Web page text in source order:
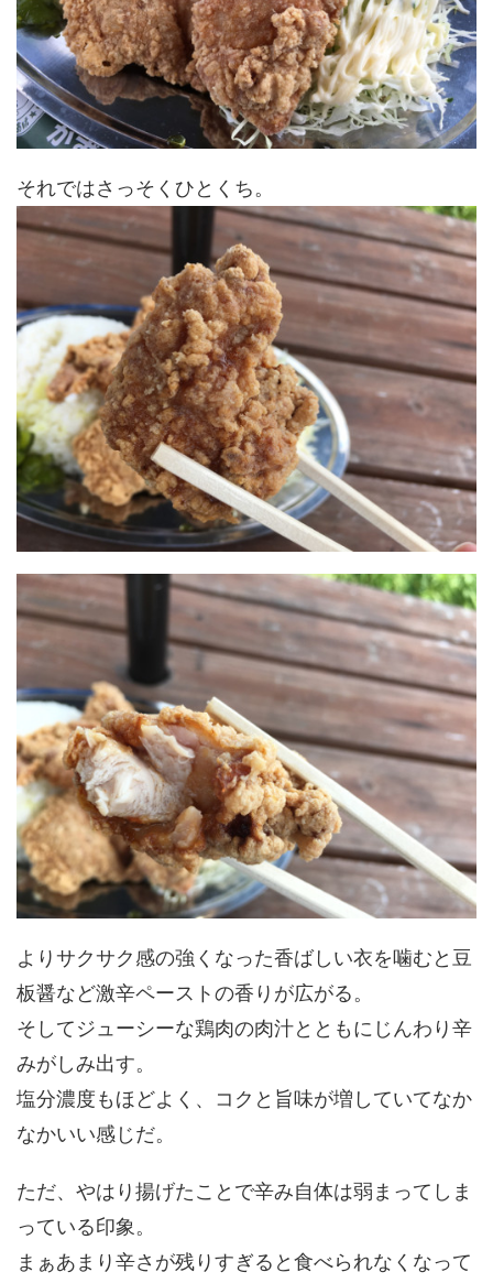
それではさっそくひとくち。
よりサクサク感の強くなった香ばしい衣を噛むと豆
板醤など激辛ペーストの香りが広がる。
そしてジューシーな鶏肉の肉汁とともにじんわり辛
みがしみ出す。
塩分濃度もほどよく、コクと旨味が増していてなか
なかいい感じだ。
ただ、やはり揚げたことで辛み自体は弱まってしま
っている印象。
まぁあまり辛さが残りすぎると食べられなくなって